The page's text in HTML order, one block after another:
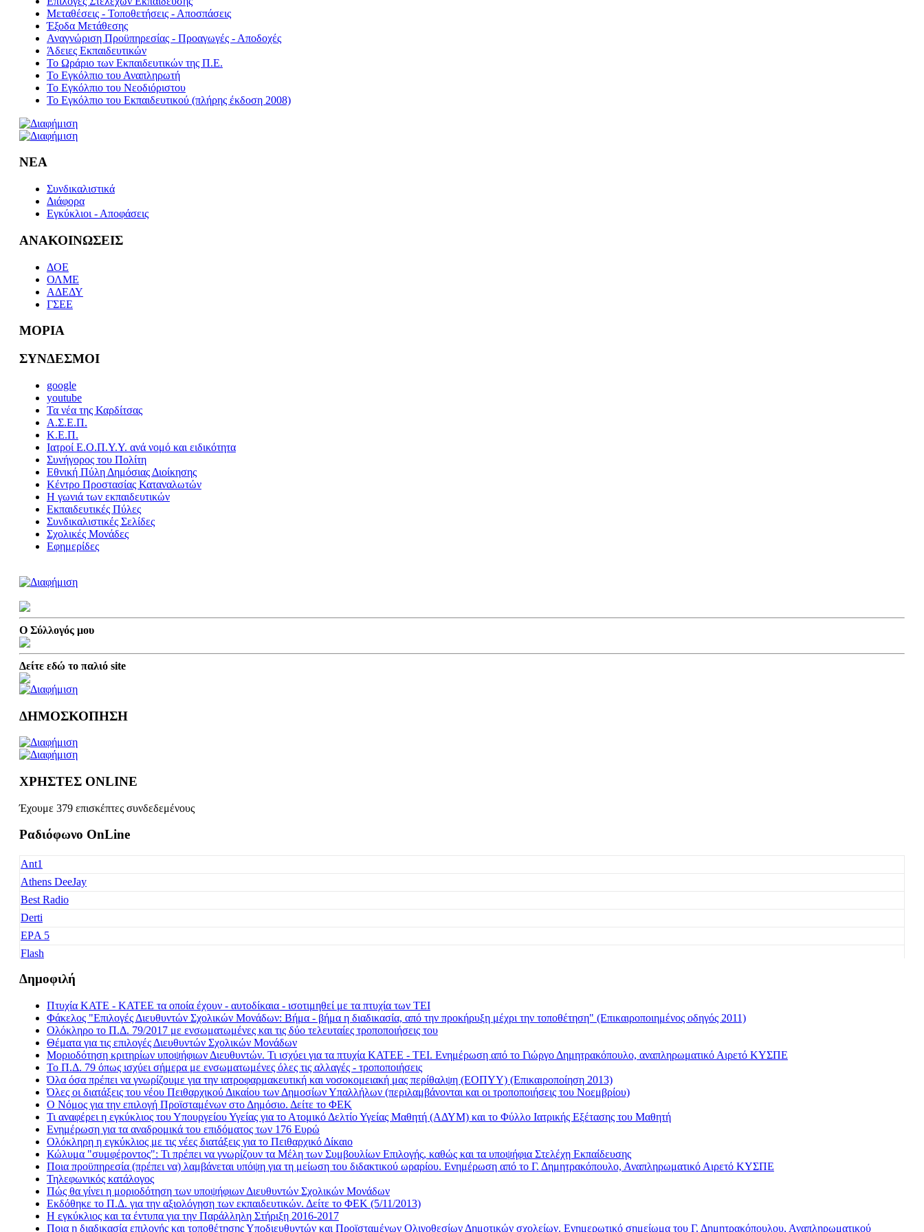
Μεταθέσεις - Τοποθετήσεις - Αποσπάσεις
Έξοδα Μετάθεσης
Αναγνώριση Προϋπηρεσίας - Προαγωγές - Αποδοχές
Άδειες Εκπαιδευτικών
Το Ωράριο των Εκπαιδευτικών της Π.Ε.
Το Εγκόλπιο του Αναπληρωτή
Το Εγκόλπιο του Νεοδιόριστου
Το Εγκόλπιο του Εκπαιδευτικού (πλήρης έκδοση 2008)
ΝΕΑ
Συνδικαλιστικά
Διάφορα
Εγκύκλιοι - Αποφάσεις
ΑΝΑΚΟΙΝΩΣΕΙΣ
ΔΟΕ
ΟΛΜΕ
ΑΔΕΔΥ
ΓΣΕΕ
ΜΟΡΙΑ
ΣΥΝΔΕΣΜΟΙ
google
youtube
Τα νέα της Καρδίτσας
Α.Σ.Ε.Π.
Κ.Ε.Π.
Ιατροί Ε.Ο.Π.Υ.Υ. ανά νομό και ειδικότητα
Συνήγορος του Πολίτη
Εθνική Πύλη Δημόσιας Διοίκησης
Κέντρο Προστασίας Καταναλωτών
Η γωνιά των εκπαιδευτικών
Εκπαιδευτικές Πύλες
Συνδικαλιστικές Σελίδες
Σχολικές Μονάδες
Εφημερίδες
Ο Σύλλογός μου
Δείτε εδώ το παλιό site
ΔΗΜΟΣΚΟΠΗΣΗ
ΧΡΗΣΤΕΣ ONLINE
Έχουμε 379 επισκέπτες συνδεδεμένους
Ραδιόφωνο OnLine
Ant1
Athens DeeJay
Best Radio
Derti
EΡA 5
Flash
Fresh Music
Galaxy 92
Happy Radio
Je t' aime
Kiss FM
Kosmos
Love Radio
Nitro Radio
Nova Sport FM
Radio Gold
Real FM
Rock FM
Sentra FM
Sfera
Δημοφιλή
Πτυχία ΚΑΤΕ - ΚΑΤΕΕ τα οποία έχουν - αυτοδίκαια - ισοτιμηθεί με τα πτυχία των ΤΕΙ
Φάκελος "Επιλογές Διευθυντών Σχολικών Μονάδων: Βήμα - βήμα η διαδικασία, από την προκήρυξη μέχρι την τοποθέτηση" (Επικαιροποιημένος οδηγός 2011)
Ολόκληρο το Π.Δ. 79/2017 με ενσωματωμένες και τις δύο τελευταίες τροποποιήσεις του
Θέματα για τις επιλογές Διευθυντών Σχολικών Μονάδων
Μοριοδότηση κριτηρίων υποψήφιων Διευθυντών. Τι ισχύει για τα πτυχία ΚΑΤΕΕ - ΤΕΙ. Ενημέρωση από το Γιώργο Δημητρακόπουλο, αναπληρωματικό Αιρετό ΚΥΣΠΕ
Το Π.Δ. 79 όπως ισχύει σήμερα με ενσωματωμένες όλες τις αλλαγές - τροποποιήσεις
Όλα όσα πρέπει να γνωρίζουμε για την ιατροφαρμακευτική και νοσοκομειακή μας περίθαλψη (ΕΟΠΥΥ) (Επικαιροποίηση 2013)
Όλες οι διατάξεις του νέου Πειθαρχικού Δικαίου των Δημοσίων Υπαλλήλων (περιλαμβάνονται και οι τροποποιήσεις του Νοεμβρίου)
Ο Νόμος για την επιλογή Προϊσταμένων στο Δημόσιο. Δείτε το ΦΕΚ
Τι αναφέρει η εγκύκλιος του Υπουργείου Υγείας για το Ατομικό Δελτίο Υγείας Μαθητή (ΑΔΥΜ) και το Φύλλο Ιατρικής Εξέτασης του Μαθητή
Ενημέρωση για τα αναδρομικά του επιδόματος των 176 Ευρώ
Ολόκληρη η εγκύκλιος με τις νέες διατάξεις για το Πειθαρχικό Δίκαιο
Κώλυμα "συμφέροντος": Τι πρέπει να γνωρίζουν τα Μέλη των Συμβουλίων Επιλογής, καθώς και τα υποψήφια Στελέχη Εκπαίδευσης
Ποια προϋπηρεσία (πρέπει να) λαμβάνεται υπόψη για τη μείωση του διδακτικού ωραρίου. Ενημέρωση από το Γ. Δημητρακόπουλο, Αναπληρωματικό Αιρετό ΚΥΣΠΕ
Τηλεφωνικός κατάλογος
Πώς θα γίνει η μοριοδότηση των υποψήφιων Διευθυντών Σχολικών Μονάδων
Εκδόθηκε το Π.Δ. για την αξιολόγηση των εκπαιδευτικών. Δείτε το ΦΕΚ (5/11/2013)
Η εγκύκλιος και τα έντυπα για την Παράλληλη Στήριξη 2016-2017
Ποια η διαδικασία επιλογής και τοποθέτησης Υποδιευθυντών και Προϊσταμένων Ολιγοθεσίων Δημοτικών σχολείων. Ενημερωτικό σημείωμα του Γ. Δημητρακόπουλου, Αναπληρωματικού